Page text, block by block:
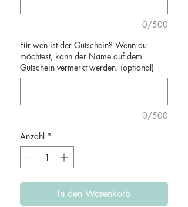
0/500
Für wen ist der Gutschein? Wenn du
möchtest, kann der Name auf dem
Gutschein vermerkt werden. (optional)
0/500
Anzahl *
In den Warenkorb